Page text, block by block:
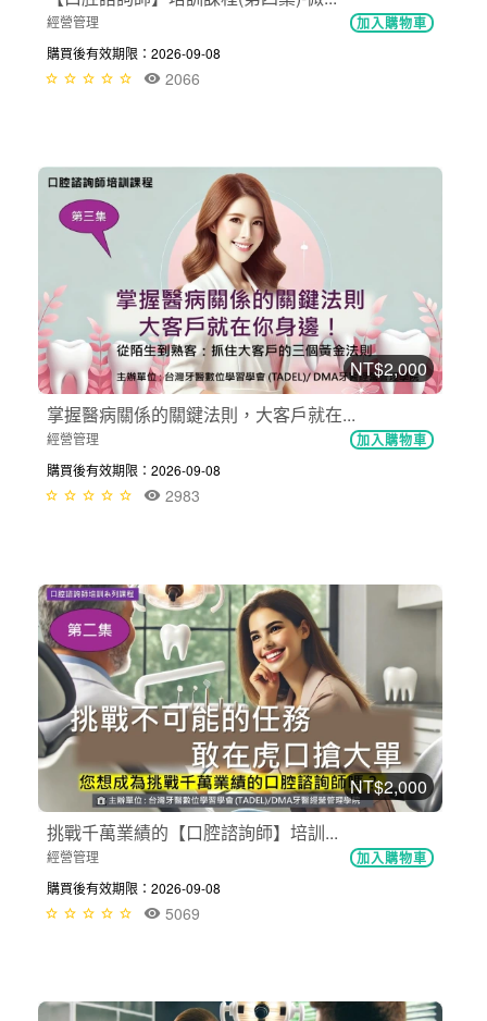
經營管理 加入購物車
購買後有效期限：2026-09-08
2066
NT$2,000
掌握醫病關係的關鍵法則，大客戶就在...
經營管理 加入購物車
購買後有效期限：2026-09-08
2983
NT$2,000
挑戰千萬業績的【口腔諮詢師】培訓...
經營管理 加入購物車
購買後有效期限：2026-09-08
5069